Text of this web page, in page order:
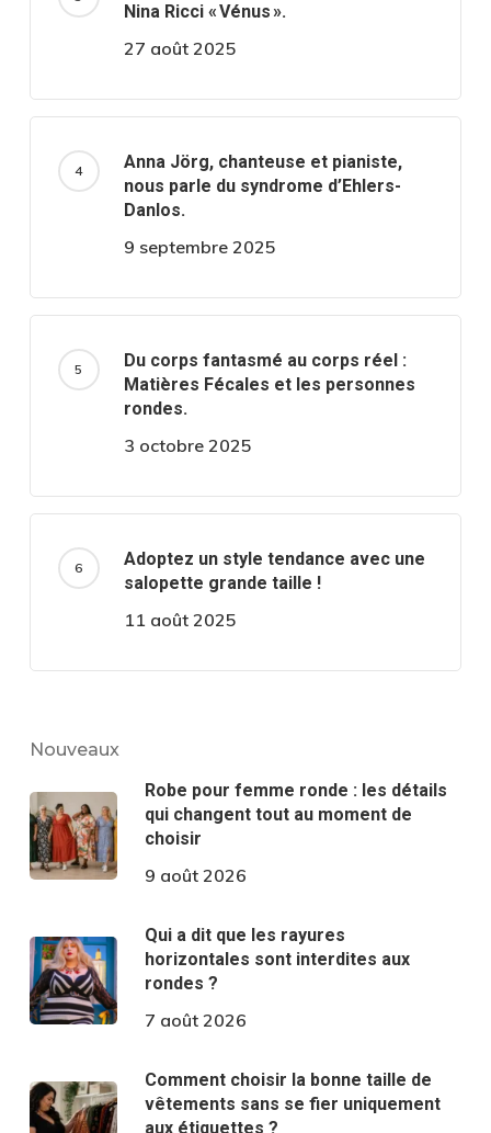
Nina Ricci « Vénus ».
27 août 2025
Anna Jörg, chanteuse et pianiste,
nous parle du syndrome d’Ehlers-
Danlos.
9 septembre 2025
Du corps fantasmé au corps réel :
Matières Fécales et les personnes
rondes.
3 octobre 2025
Adoptez un style tendance avec une
salopette grande taille !
11 août 2025
Nouveaux
Robe pour femme ronde : les détails
qui changent tout au moment de
choisir
9 août 2026
Qui a dit que les rayures
horizontales sont interdites aux
rondes ?
7 août 2026
Comment choisir la bonne taille de
vêtements sans se fier uniquement
aux étiquettes ?